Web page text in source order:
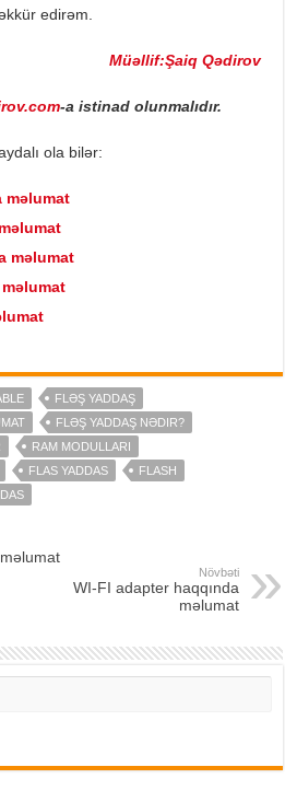
edirəm.
Müəllif:Şaiq Qədirov
-a istinad olunmalıdır.
ola bilər:
məlumat
məlumat
məlumat
FLƏŞ YADDAŞ
FLƏŞ YADDAŞ NƏDIR?
RAM MODULLARI
FLAS YADDAS
FLASH
Növbəti
WI-FI adapter haqqında
məlumat